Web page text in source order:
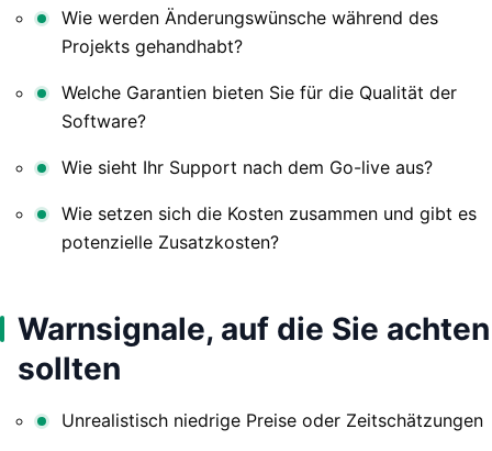
Wie werden Änderungswünsche während des
Projekts gehandhabt?
Welche Garantien bieten Sie für die Qualität der
Software?
Wie sieht Ihr Support nach dem Go-live aus?
Wie setzen sich die Kosten zusammen und gibt es
potenzielle Zusatzkosten?
Warnsignale, auf die Sie achten
sollten
Unrealistisch niedrige Preise oder Zeitschätzungen